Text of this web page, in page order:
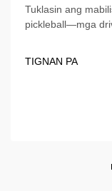
Tuklasin ang
pickleball—mga
TIGNAN PA